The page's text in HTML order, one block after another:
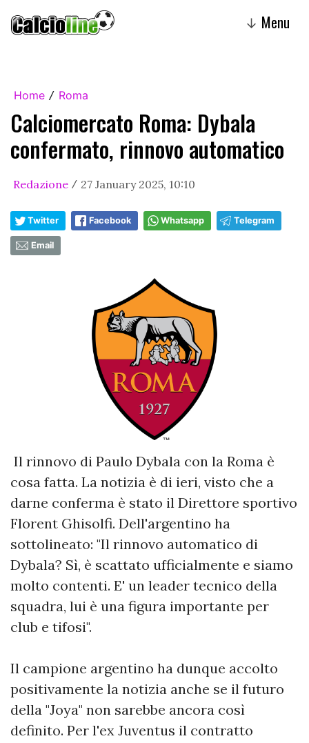
↓ Menu
Home / Roma
Calciomercato Roma: Dybala
confermato, rinnovo automatico
Redazione / 27 January 2025, 10:10
Twitter Facebook Whatsapp Telegram
Email
Il rinnovo di Paulo Dybala con la Roma è
cosa fatta. La notizia è di ieri, visto che a
darne conferma è stato il Direttore sportivo
Florent Ghisolfi. Dell'argentino ha
sottolineato: "Il rinnovo automatico di
Dybala? Sì, è scattato ufficialmente e siamo
molto contenti. E' un leader tecnico della
squadra, lui è una figura importante per
club e tifosi".
Il campione argentino ha dunque accolto
positivamente la notizia anche se il futuro
della "Joya" non sarebbe ancora così
definito. Per l'ex Juventus il contratto